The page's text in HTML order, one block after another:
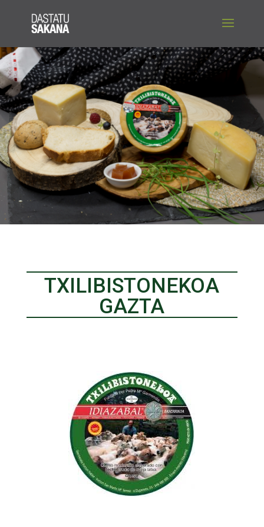
TXILIBISTONEKOA
GAZTA